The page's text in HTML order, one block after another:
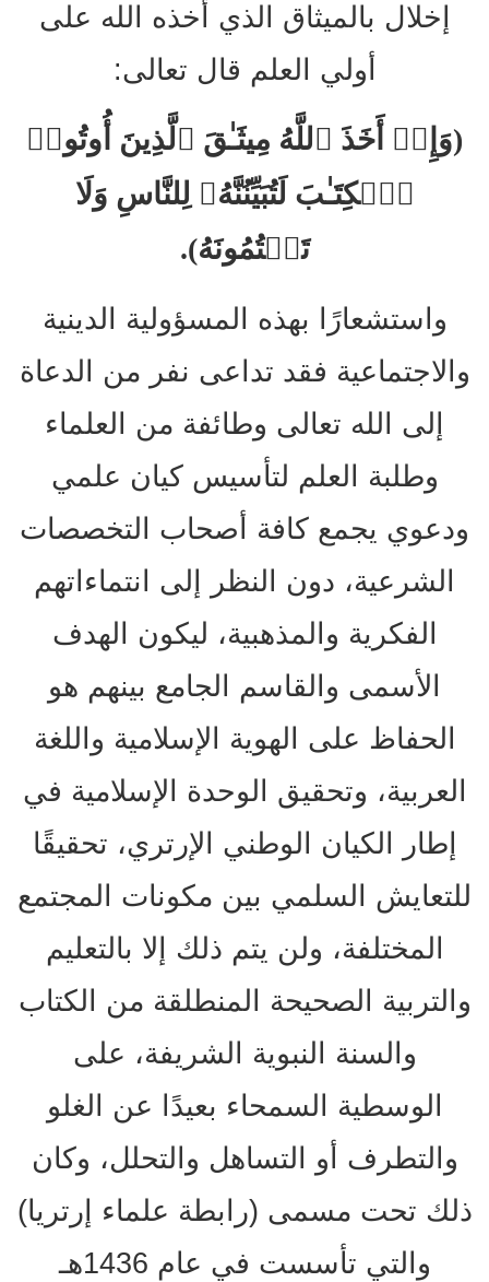
إخلال بالميثاق الذي أخذه الله على
أولي العلم قال تعالى:
(وَإِذۡ أَخَذَ ٱللَّهُ مِیثَـٰقَ ٱلَّذِینَ أُوتُوا۟
ٱلۡكِتَـٰبَ لَتُبَیِّنُنَّهُۥ لِلنَّاسِ وَلَا
تَكۡتُمُونَهُ).
واستشعارًا بهذه المسؤولية الدينية
والاجتماعية فقد تداعى نفر من الدعاة
إلى الله تعالى وطائفة من العلماء
وطلبة العلم لتأسيس كيان علمي
ودعوي يجمع كافة أصحاب التخصصات
الشرعية، دون النظر إلى انتماءاتهم
الفكرية والمذهبية، ليكون الهدف
الأسمى والقاسم الجامع بينهم هو
الحفاظ على الهوية الإسلامية واللغة
العربية، وتحقيق الوحدة الإسلامية في
إطار الكيان الوطني الإرتري، تحقيقًا
للتعايش السلمي بين مكونات المجتمع
المختلفة، ولن يتم ذلك إلا بالتعليم
والتربية الصحيحة المنطلقة من الكتاب
والسنة النبوية الشريفة، على
الوسطية السمحاء بعيدًا عن الغلو
والتطرف أو التساهل والتحلل، وكان
ذلك تحت مسمى (رابطة علماء إرتريا)
والتي تأسست في عام 1436هـ